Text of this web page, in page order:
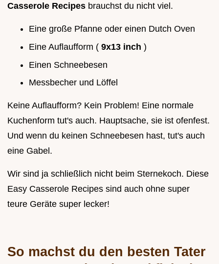
Casserole Recipes brauchst du nicht viel.
Eine große Pfanne oder einen Dutch Oven
Eine Auflaufform ( 9x13 inch )
Einen Schneebesen
Messbecher und Löffel
Keine Auflaufform? Kein Problem! Eine normale
Kuchenform tut's auch. Hauptsache, sie ist ofenfest.
Und wenn du keinen Schneebesen hast, tut's auch
eine Gabel.
Wir sind ja schließlich nicht beim Sternekoch. Diese
Easy Casserole Recipes sind auch ohne super
teure Geräte super lecker!
So machst du den besten Tater